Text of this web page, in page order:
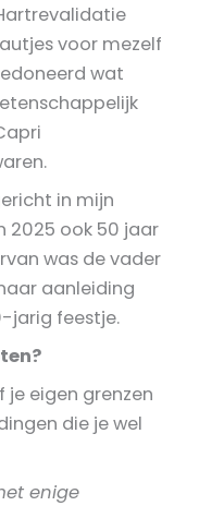
voor mezelf
wat
in mijn
2025 ook 50 jaar
was de vader
aanleiding
jarig feestje.
je eigen grenzen
die je wel
enige